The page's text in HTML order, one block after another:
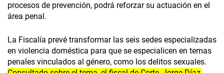
procesos de prevención, podrá reforzar su actuación en el
área penal.
La Fiscalía prevé transformar las seis sedes especializadas
en violencia doméstica para que se especialicen en temas
penales vinculados al género, como los delitos sexuales.